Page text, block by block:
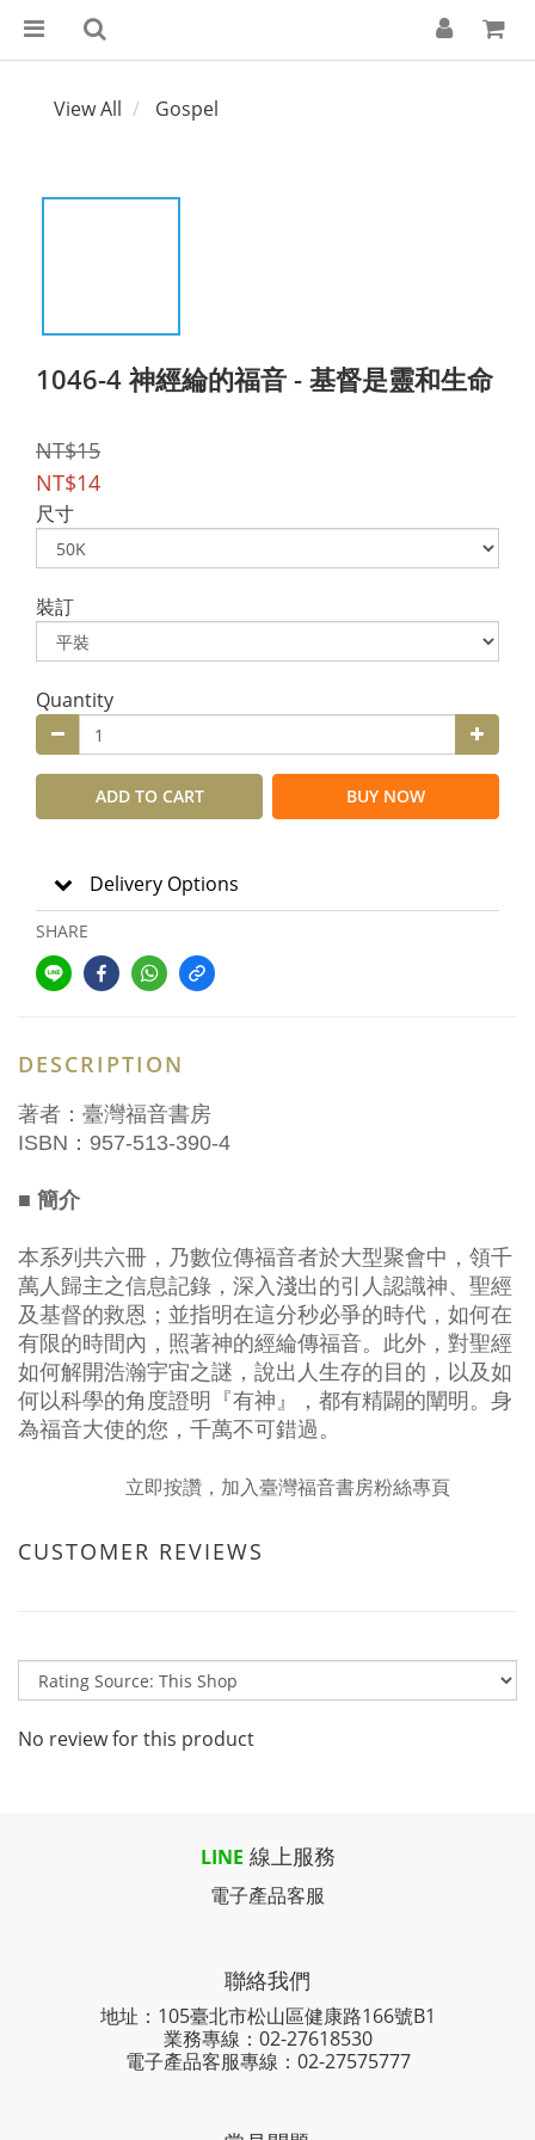
View All Gospel
1046-4 神經綸的福音 - 基督是靈和生命
NT$15
NT$14
尺寸
裝訂
Quantity
ADD TO CART BUY NOW
Delivery Options
SHARE
DESCRIPTION
著者：臺灣福音書房
ISBN：957-513-390-4
■ 簡介
本系列共六冊，乃數位傳福音者於大型聚會中，領千
萬人歸主之信息記錄，深入淺出的引人認識神、聖經
及基督的救恩；並指明在這分秒必爭的時代，如何在
有限的時間內，照著神的經綸傳福音。此外，對聖經
如何解開浩瀚宇宙之謎，說出人生存的目的，以及如
何以科學的角度證明『有神』，都有精闢的闡明。身
為福音大使的您，千萬不可錯過。
立即按讚，加入臺灣福音書房粉絲專頁
CUSTOMER REVIEWS
No review for this product
LINE 線上服務
電子產品客服
聯絡我們
地址：105臺北市松山區健康路166號B1
業務專線： 02-27618530
電子產品客服專線：02-27575777